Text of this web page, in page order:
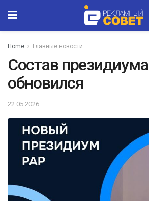
Home Главные новости
Состав президиума
обновился
22.05.2026